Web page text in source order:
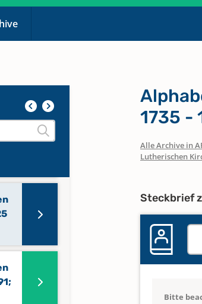
1735 -
Alle Archive in
Lutherischen
Steckbrief
Bitte